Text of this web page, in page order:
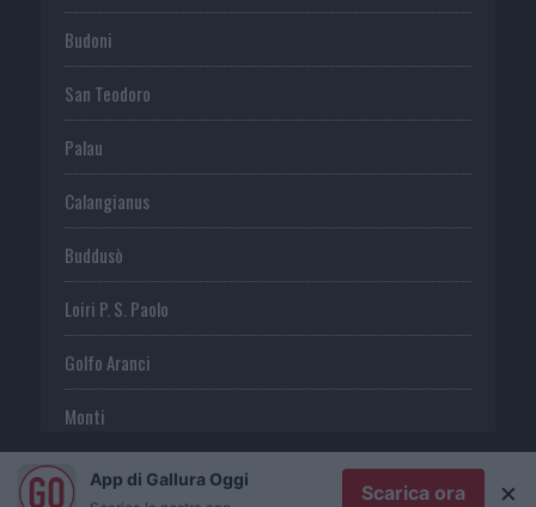
Budoni
San Teodoro
Palau
Calangianus
Buddusò
Loiri P. S. Paolo
Golfo Aranci
Monti
TeltiApp di Gallura Oggi
Scarica ora ×